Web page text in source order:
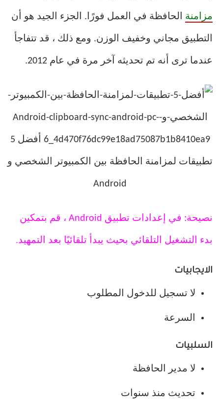
مزامنة الحافظة في العمل فورًا. الجزء الجيد هو أن
التطبيق مجاني وخفيف الوزن. ومع ذلك ، قد تتفاجأ
عندما ترى أنه تم تحديثه آخر مرة في عام 2012.
نصيحة: في إعدادات تطبيق Android ، قم بتمكين
بدء التشغيل التلقائي بحيث يبدأ تلقائيًا بعد التمهيد.
الايجابيات
لا تسجيل للدخول المطلوب
السرعة
السلبيات
لا مدير الحافظة
تحديث منذ سنوات